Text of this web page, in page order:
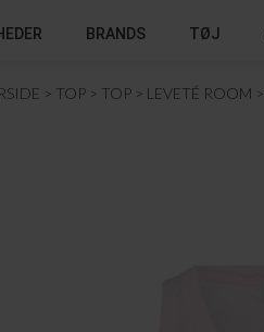
BRANDS TØJ
TOP TOP LEVETÉ ROOM